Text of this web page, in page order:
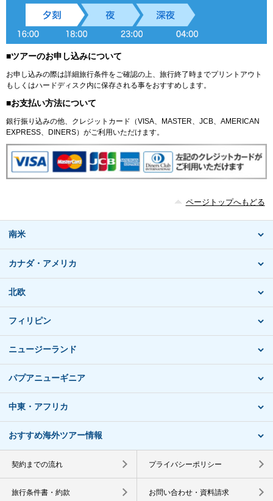
■ツアーのお申し込みについて
お申し込みの際は詳細旅行条件をご確認の上、旅行終了時までプリントアウト
もしくはハードディスク内に保存される事をおすすめします。
■お支払い方法について
銀行振り込みの他、クレジットカード（VISA、MASTER、JCB、AMERICAN
EXPRESS、DINERS）がご利用いただけます。
ページトップへもどる
南米
カナダ・アメリカ
北欧
フィリピン
ニュージーランド
パプアニューギニア
中東・アフリカ
おすすめ海外ツアー情報
契約までの流れ プライバシーポリシー
旅行条件書・約款 お問い合わせ・資料請求